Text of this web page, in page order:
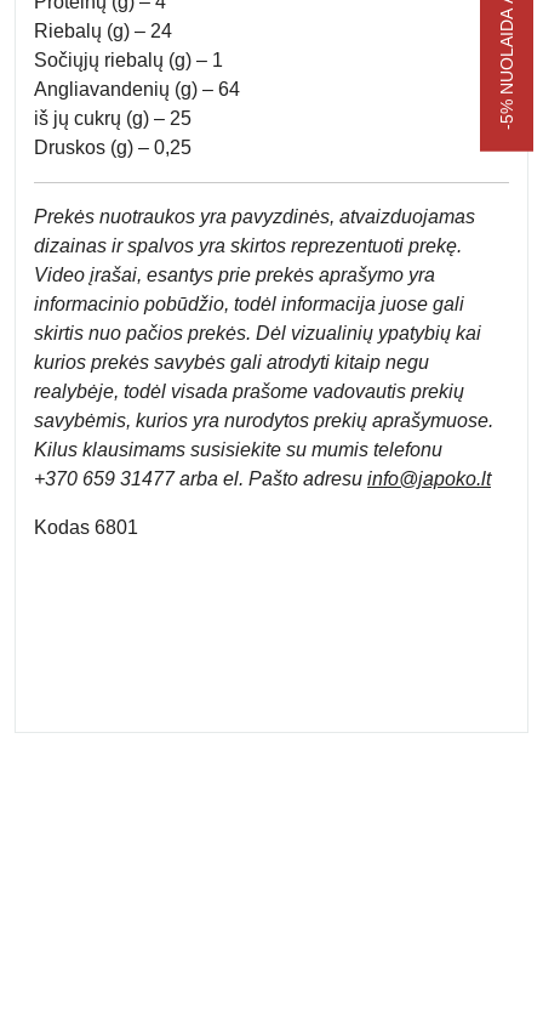
Riebalų (g) – 24
Sočiųjų riebalų (g) – 1
Angliavandenių (g) – 64
iš jų cukrų (g) – 25
Druskos (g) – 0,25
Prekės nuotraukos yra pavyzdinės, atvaizduojamas
dizainas ir spalvos yra skirtos reprezentuoti prekę.
Video įrašai, esantys prie prekės aprašymo yra
informacinio pobūdžio, todėl informacija juose gali
skirtis nuo pačios prekės. Dėl vizualinių ypatybių kai
kurios prekės savybės gali atrodyti kitaip negu
realybėje, todėl visada prašome vadovautis prekių
savybėmis, kurios yra nurodytos prekių aprašymuose.
Kilus klausimams susisiekite su mumis telefonu
+370 659 31477 arba el. Pašto adresu info@japoko.lt
Kodas 6801